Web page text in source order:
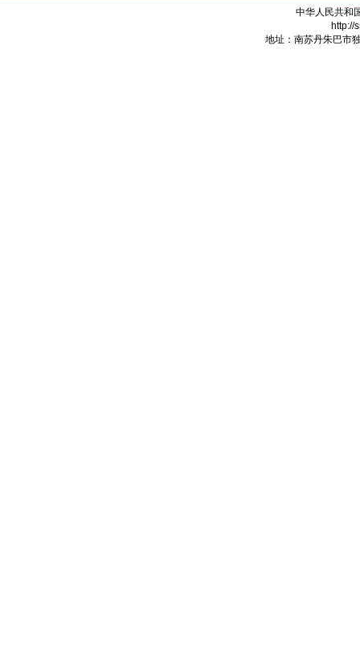
中华人民共和
http://
地址：南苏丹朱巴市